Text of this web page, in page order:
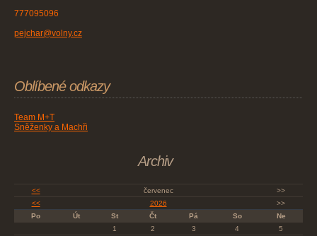
777095096
pejchar@volny.cz
Oblíbené odkazy
Team M+T
Sněženky a Machři
Archiv
<< červenec
>>
<<
2026
>>
Po
Út St Čt Pá So
Ne
1
2 3 4
5